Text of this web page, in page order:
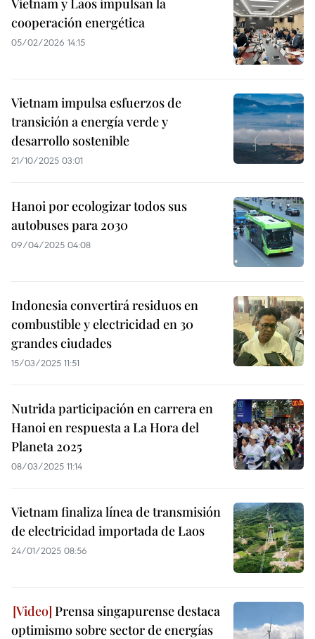
Vietnam y Laos impulsan la
cooperación energética
05/02/2026 14:15
Vietnam impulsa esfuerzos de
transición a energía verde y
desarrollo sostenible
21/10/2025 03:01
Hanoi por ecologizar todos sus
autobuses para 2030
09/04/2025 04:08
Indonesia convertirá residuos en
combustible y electricidad en 30
grandes ciudades
15/03/2025 11:51
Nutrida participación en carrera en
Hanoi en respuesta a La Hora del
Planeta 2025
08/03/2025 11:14
Vietnam finaliza línea de transmisión
de electricidad importada de Laos
24/01/2025 08:56
Prensa singapurense destaca
optimismo sobre sector de energías